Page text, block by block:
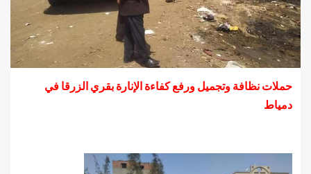
حملات نظافة وتجميل ورفع كفاءة الإنارة بقري الزرقا في
دمياط